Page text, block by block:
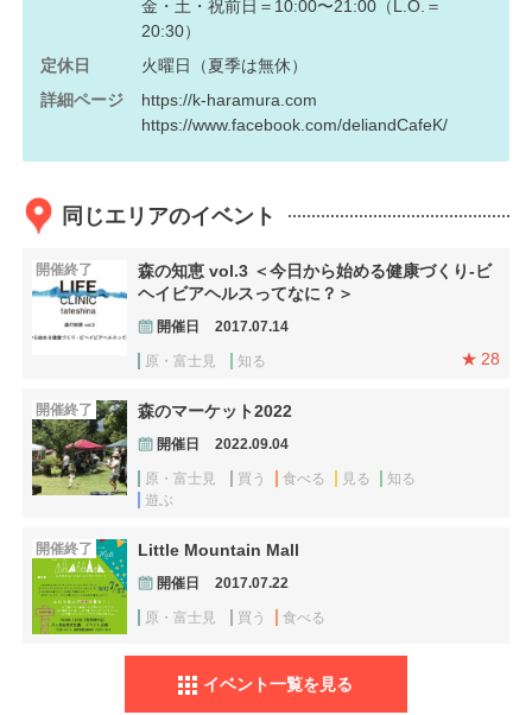
金・土・祝前日＝10:00〜21:00（L.O.＝
20:30）
定休日
火曜日（夏季は無休）
詳細ページ
https://k-haramura.com
https://www.facebook.com/deliandCafeK/
同じエリアのイベント
開催終了
森の知恵 vol.3 ＜今日から始める健康づくり-ビ
ヘイビアヘルスってなに？＞
開催日 2017.07.14
原・富士見 知る 28
開催終了 森のマーケット2022
開催日 2022.09.04
原・富士見 買う 食べる 見る
知る
遊ぶ
開催終了 Little Mountain Mall
開催日 2017.07.22
原・富士見 買う 食べる
イベント一覧を見る